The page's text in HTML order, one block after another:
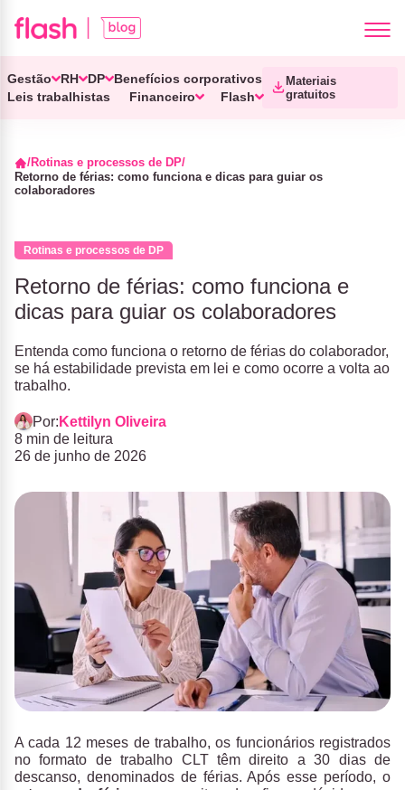
Gestão RH DP
Benefícios corporativos
Leis trabalhistas
Financeiro Flash
Materiais
gratuitos
Rotinas e processos de DP
Retorno de férias: como funciona e dicas para guiar os
colaboradores
Rotinas e processos de DP
Retorno de férias: como funciona e
dicas para guiar os colaboradores
Entenda como funciona o retorno de férias do colaborador,
se há estabilidade prevista em lei e como ocorre a volta ao
trabalho.
Por: Kettilyn Oliveira
8 min de leitura
26 de junho de 2026
A cada 12 meses de trabalho, os funcionários registrados
no formato de trabalho CLT têm direito a 30 dias de
descanso, denominados de férias. Após esse período, o